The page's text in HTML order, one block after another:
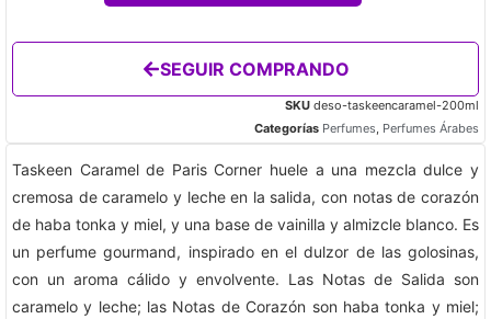
SEGUIR COMPRANDO
SKU deso-taskeencaramel-200ml
Categorías Perfumes, Perfumes Árabes
Taskeen Caramel de Paris Corner huele a una mezcla dulce y
cremosa de caramelo y leche en la salida, con notas de corazón
de haba tonka y miel, y una base de vainilla y almizcle blanco. Es
un perfume gourmand, inspirado en el dulzor de las golosinas,
con un aroma cálido y envolvente. Las Notas de Salida son
caramelo y leche; las Notas de Corazón son haba tonka y miel;